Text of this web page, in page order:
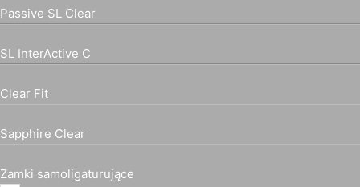
Passive SL Clear
SL InterActive C
Clear Fit
Sapphire Clear
Zamki samoligaturujące